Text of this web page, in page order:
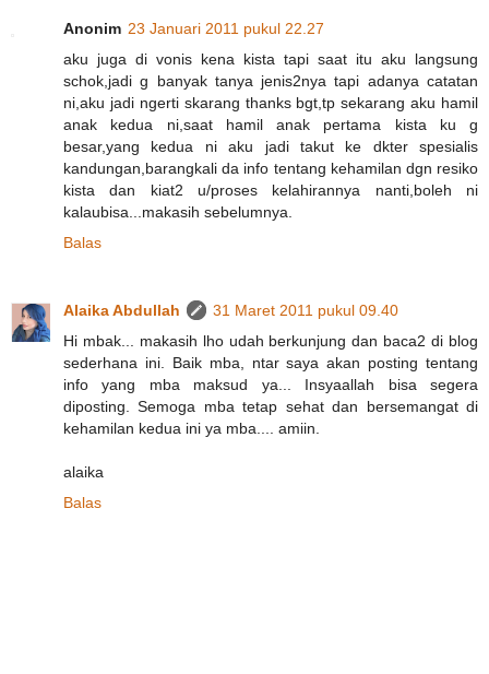
Anonim 23 Januari 2011 pukul 22.27
aku juga di vonis kena kista tapi saat itu aku langsung
schok,jadi g banyak tanya jenis2nya tapi adanya catatan
ni,aku jadi ngerti skarang thanks bgt,tp sekarang aku hamil
anak kedua ni,saat hamil anak pertama kista ku g
besar,yang kedua ni aku jadi takut ke dkter spesialis
kandungan,barangkali da info tentang kehamilan dgn resiko
kista dan kiat2 u/proses kelahirannya nanti,boleh ni
kalaubisa...makasih sebelumnya.
Balas
Alaika Abdullah
31 Maret 2011 pukul 09.40
Hi mbak... makasih lho udah berkunjung dan baca2 di blog
sederhana ini. Baik mba, ntar saya akan posting tentang
info yang mba maksud ya... Insyaallah bisa segera
diposting. Semoga mba tetap sehat dan bersemangat di
kehamilan kedua ini ya mba.... amiin.
alaika
Balas